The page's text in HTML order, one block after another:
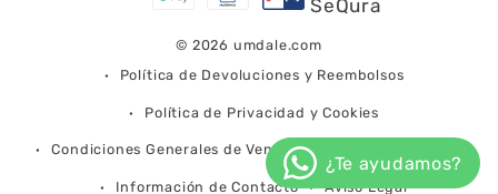
© 2026 umdale.com
Política de Devoluciones y Reembolsos
Política de Privacidad y Cookies
Condiciones Generales de Venta Condiciones de Envío
Información de Contacto Aviso Legal